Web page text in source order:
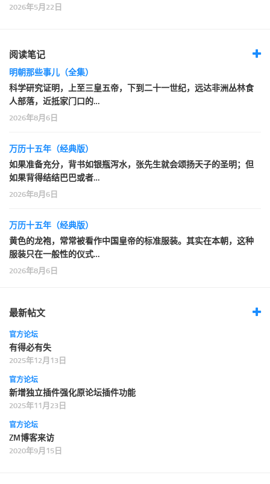
2026年5月22日
阅读笔记
明朝那些事儿（全集）
科学研究证明，上至三皇五帝，下到二十一世纪，远达非洲丛林食
人部落，近抵家门口的…
2026年8月6日
万历十五年（经典版）
如果准备充分，背书如银瓶泻水，张先生就会颂扬天子的圣明；但
如果背得结结巴巴或者…
2026年8月6日
万历十五年（经典版）
黄色的龙袍，常常被看作中国皇帝的标准服装。其实在本朝，这种
服装只在一般性的仪式…
2026年8月6日
最新帖文
官方论坛
有得必有失
2025年12月13日
官方论坛
新增独立插件强化原论坛插件功能
2025年11月23日
官方论坛
ZM博客来访
2020年9月15日